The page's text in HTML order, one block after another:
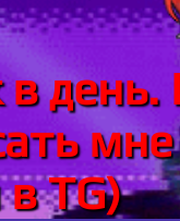
TG)